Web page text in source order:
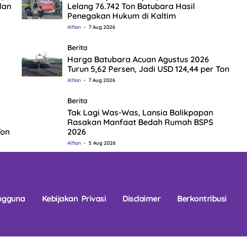
Lelang 76.742 Ton Batubara Hasil
Penegakan Hukum di Kaltim
Alfian 7 Aug 2026
Berita
Harga Batubara Acuan Agustus 2026
Turun 5,62 Persen, Jadi USD 124,44 per Ton
Alfian 7 Aug 2026
Berita
Tak Lagi Was-Was, Lansia Balikpapan
Rasakan Manfaat Bedah Rumah BSPS
2026
Alfian 5 Aug 2026
Kebijakan Privasi Disclaimer Berkontribusi